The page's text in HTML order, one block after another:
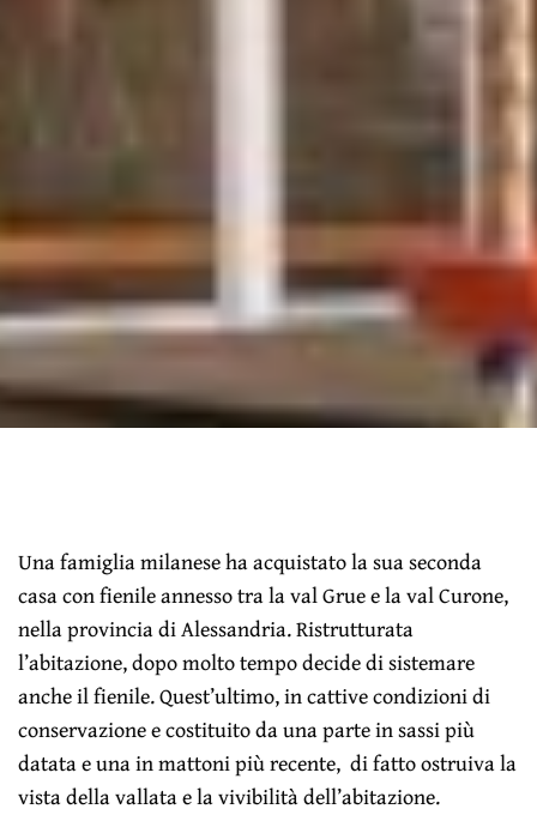
Una famiglia milanese ha acquistato la sua seconda
casa con fienile annesso tra la val Grue e la val Curone,
nella provincia di Alessandria. Ristrutturata
l’abitazione, dopo molto tempo decide di sistemare
anche il fienile. Quest’ultimo, in cattive condizioni di
conservazione e costituito da una parte in sassi più
datata e una in mattoni più recente, di fatto ostruiva la
vista della vallata e la vivibilità dell’abitazione.